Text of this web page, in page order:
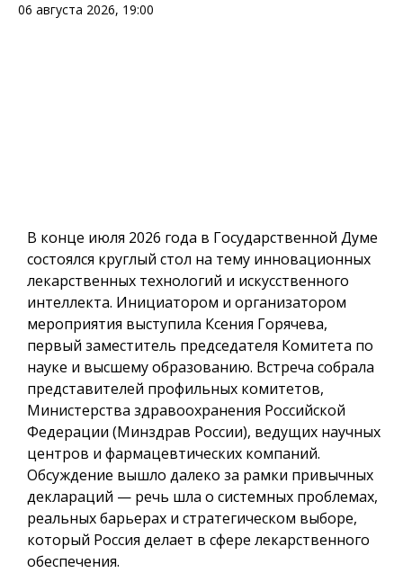
06 августа 2026, 19:00
В конце июля 2026 года в Государственной Думе
состоялся круглый стол на тему инновационных
лекарственных технологий и искусственного
интеллекта. Инициатором и организатором
мероприятия выступила Ксения Горячева,
первый заместитель председателя Комитета по
науке и высшему образованию. Встреча собрала
представителей профильных комитетов,
Министерства здравоохранения Российской
Федерации (Минздрав России), ведущих научных
центров и фармацевтических компаний.
Обсуждение вышло далеко за рамки привычных
деклараций — речь шла о системных проблемах,
реальных барьерах и стратегическом выборе,
который Россия делает в сфере лекарственного
обеспечения.